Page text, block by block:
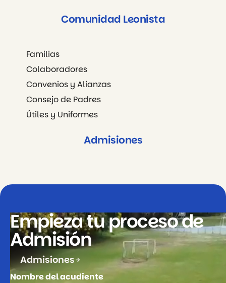
Comunidad Leonista
Familias
Colaboradores
Convenios y Alianzas
Consejo de Padres
Útiles y Uniformes
Admisiones
Empieza tu proceso de
Admisión
Admisiones
Nombre del acudiente